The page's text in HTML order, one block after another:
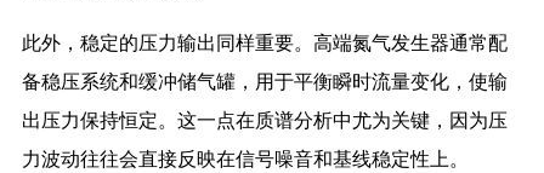
此外，稳定的压力输出同样重要。高端氮气发生器通常配
备稳压系统和缓冲储气罐，用于平衡瞬时流量变化，使输
出压力保持恒定。这一点在质谱分析中尤为关键，因为压
力波动往往会直接反映在信号噪音和基线稳定性上。